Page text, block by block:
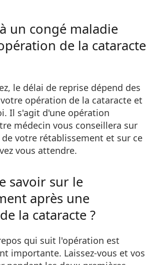
un congé maladie
de la cataracte
le délai de reprise dépend des
opération de la cataracte et
Il s'agit d'une opération
médecin vous conseillera sur
votre rétablissement et sur ce
vous attendre.
savoir sur le
après une
la cataracte ?
qui suit l'opération est
importante. Laissez-vous et vos